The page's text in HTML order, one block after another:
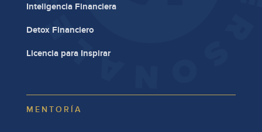
Inteligencia Financiera
Detox Financiero
Licencia para Inspirar
MENTORÍA